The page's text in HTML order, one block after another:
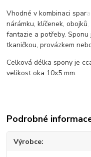
Vhodné v kombinaci s
nárámku, klíčenek,
fantazie a potřeby. Sponu
tkaničkou, provázkem
Celková délka spony je
velikost oka 10x5 mm.
Podrobné
Výrobce